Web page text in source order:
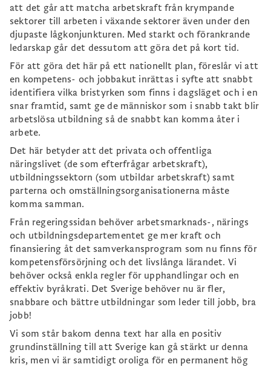
att det går att matcha arbetskraft från krympande
sektorer till arbeten i växande sektorer även under den
djupaste lågkonjunkturen. Med starkt och förankrande
ledarskap går det dessutom att göra det på kort tid.
För att göra det här på ett nationellt plan, föreslår vi att
en kompetens- och jobbakut inrättas i syfte att snabbt
identifiera vilka bristyrken som finns i dagsläget och i en
snar framtid, samt ge de människor som i snabb takt blir
arbetslösa utbildning så de snabbt kan komma åter i
arbete.
Det här betyder att det privata och offentliga
näringslivet (de som efterfrågar arbetskraft),
utbildningssektorn (som utbildar arbetskraft) samt
parterna och omställningsorganisationerna måste
komma samman.
Från regeringssidan behöver arbetsmarknads-, närings
och utbildningsdepartementet ge mer kraft och
finansiering åt det samverkansprogram som nu finns för
kompetensförsörjning och det livslånga lärandet. Vi
behöver också enkla regler för upphandlingar och en
effektiv byråkrati. Det Sverige behöver nu är fler,
snabbare och bättre utbildningar som leder till jobb, bra
jobb!
Vi som står bakom denna text har alla en positiv
grundinställning till att Sverige kan gå stärkt ur denna
kris, men vi är samtidigt oroliga för en permanent hög